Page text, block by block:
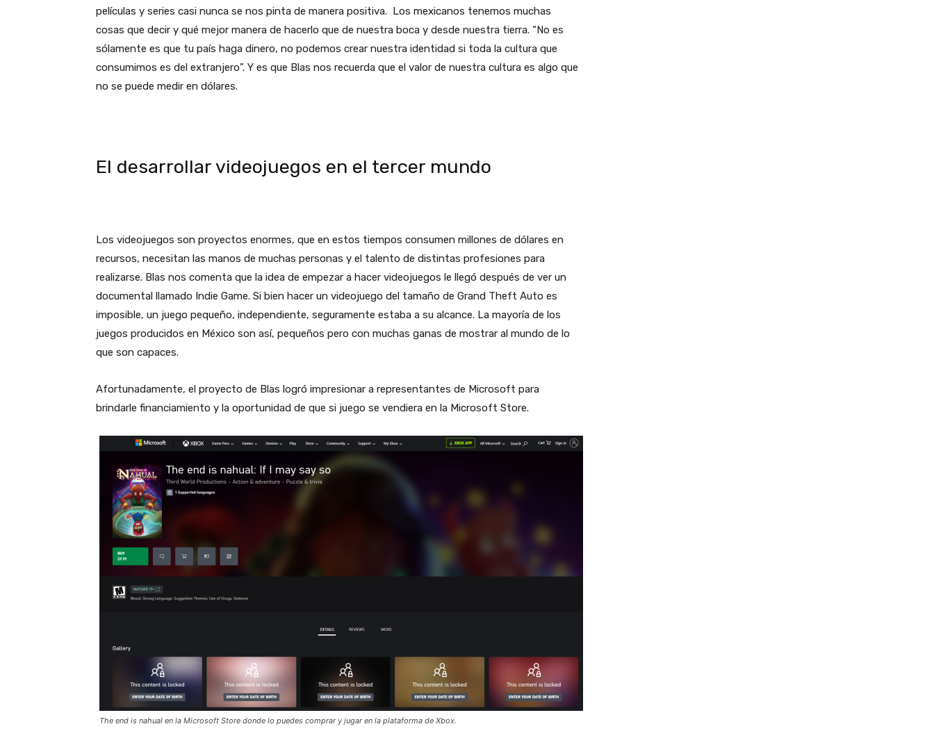
películas y series casi nunca se nos pinta de manera positiva. Los mexicanos tenemos muchas
cosas que decir y qué mejor manera de hacerlo que de nuestra boca y desde nuestra tierra. “No es
sólamente es que tu país haga dinero, no podemos crear nuestra identidad si toda la cultura que
consumimos es del extranjero”. Y es que Blas nos recuerda que el valor de nuestra cultura es algo que
no se puede medir en dólares.
El desarrollar videojuegos en el tercer mundo
Los videojuegos son proyectos enormes, que en estos tiempos consumen millones de dólares en
recursos, necesitan las manos de muchas personas y el talento de distintas profesiones para
realizarse. Blas nos comenta que la idea de empezar a hacer videojuegos le llegó después de ver un
documental llamado Indie Game. Si bien hacer un videojuego del tamaño de Grand Theft Auto es
imposible, un juego pequeño, independiente, seguramente estaba a su alcance. La mayoría de los
juegos producidos en México son así, pequeños pero con muchas ganas de mostrar al mundo de lo
que son capaces.
Afortunadamente, el proyecto de Blas logró impresionar a representantes de Microsoft para
brindarle financiamiento y la oportunidad de que si juego se vendiera en la Microsoft Store.
The end is nahual en la Microsoft Store donde lo puedes comprar y jugar en la plataforma de Xbox.